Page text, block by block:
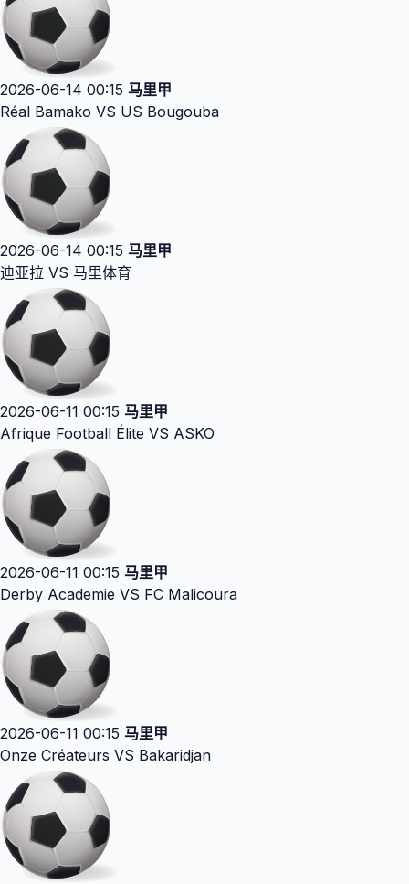
2026-06-14 00:15 马里甲
Réal Bamako VS US Bougouba
2026-06-14 00:15 马里甲
迪亚拉 VS 马里体育
2026-06-11 00:15 马里甲
Afrique Football Élite VS ASKO
2026-06-11 00:15 马里甲
Derby Academie VS FC Malicoura
2026-06-11 00:15 马里甲
Onze Créateurs VS Bakaridjan